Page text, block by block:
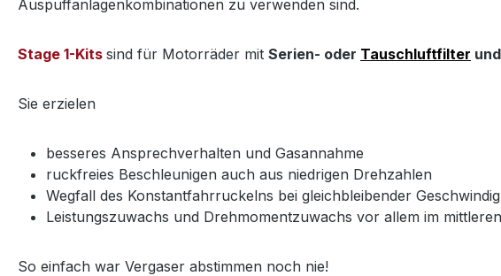
Auspuffanlagenkombinationen zu verwenden sind.
Stage 1-Kits sind für Motorräder mit Serien- oder Tauschluftfilter
Sie erzielen
besseres Ansprechverhalten und Gasannahme
ruckfreies Beschleunigen auch aus niedrigen Drehzahlen
Wegfall des Konstantfahrruckelns bei gleichbleibender
Leistungszuwachs und Drehmomentzuwachs vor allem im
So einfach war Vergaser abstimmen noch nie!